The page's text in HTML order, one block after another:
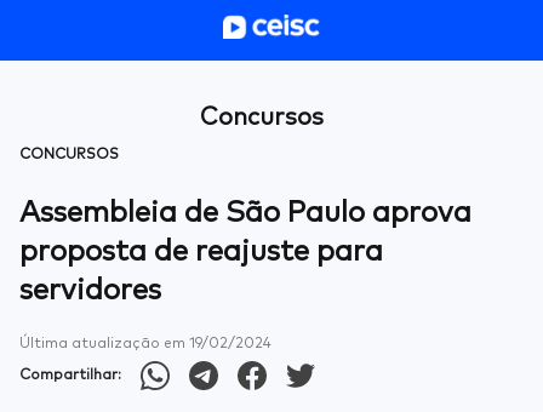
Concursos
CONCURSOS
Assembleia de São Paulo aprova
proposta de reajuste para
servidores
Última atualização em 19/02/2024
Compartilhar: